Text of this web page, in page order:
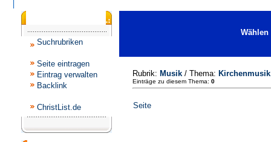
Suchrubriken
Seite eintragen
Eintrag verwalten
Backlink
ChristList.de
Rubrik: Musik / Thema: Kirchenmusik
Einträge zu diesem Thema: 0
Seite